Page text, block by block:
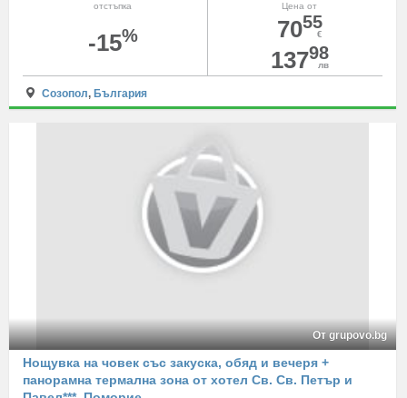
Цена от
7055
€
13798
лв
отстъпка
-15%
Созопол, България
От grupovo.bg
Нощувка на човек със закуска, обяд и вечеря +
панорамна термална зона от хотел Св. Св. Петър и